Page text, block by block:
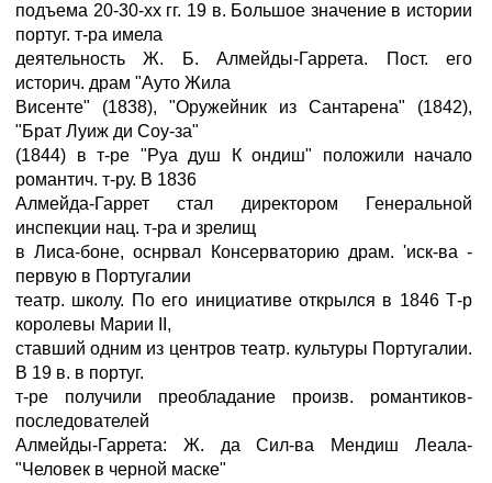
подъема 20-30-хх гг. 19 в. Большое значение в истории
португ. т-ра имела
деятельность Ж. Б. Алмейды-Гаррета. Пост. его
историч. драм "Ауто Жила
Висенте" (1838), "Оружейник из Сантарена" (1842),
"Брат Луиж ди Соу-за"
(1844) в т-ре "Руа душ К ондиш" положили начало
романтич. т-ру. В 1836
Алмейда-Гаррет стал директором Генеральной
инспекции нац. т-ра и зрелищ
в Лиса-боне, оснрвал Консерваторию драм. 'иск-ва -
первую в Португалии
театр. школу. По его инициативе открылся в 1846 Т-р
королевы Марии II,
ставший одним из центров театр. культуры Португалии.
В 19 в. в португ.
т-ре получили преобладание произв. романтиков-
последователей
Алмейды-Гаррета: Ж. да Сил-ва Мендиш Леала-
"Человек в черной маске"